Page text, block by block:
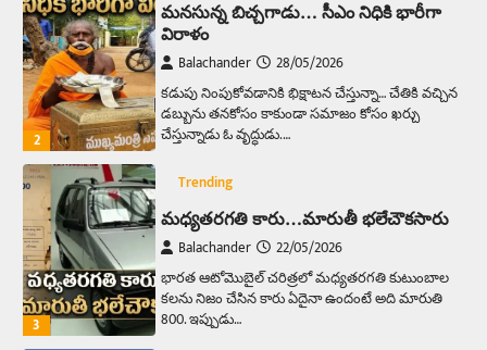
2
మనసున్న బిచ్చగాడు… సీఎం నిధికి భారీగా
విరాళం
Balachander 28/05/2026
కడుపు నింపుకోవడానికి భిక్షాటన చేస్తున్నా… చేతికి వచ్చిన
డబ్బును తనకోసం కాకుండా సమాజం కోసం ఖర్చు
చేస్తున్నాడు ఓ వృద్ధుడు.…
3
Trending
మధ్యతరగతి కారు…మారుతీ భలేచౌకసారు
Balachander 22/05/2026
భారత ఆటోమొబైల్ చరిత్రలో మధ్యతరగతి కుటుంబాల
కలను నిజం చేసిన కారు ఏదైనా ఉందంటే అది మారుతి
800. ఇప్పుడు…